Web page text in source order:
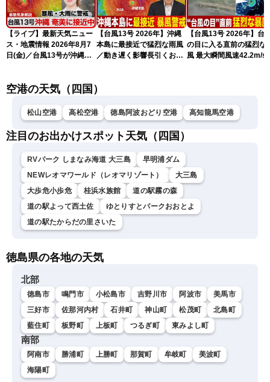
【ライブ】最新天気ニュー
ス・地震情報 2026年8月7
日(金)／台風13号が沖縄・
ュースLiVEアフタヌーン・
【台風13号 2026年】沖縄
本島に最接近で猛烈な雨風
／動き遅く影響長引くおそ
【台風13号 2026年】台
の目に入る直前の猛烈な
風 最大瞬間風速42.2m/s
空港の天気（四国）
松山空港 高松空港 徳島阿波おどり空港 高知龍馬空港
注目のお出かけスポット天気（四国）
RVパーク しまなみ海道 大三島
早明浦ダム
NEWレオマワールド（レオマリゾート）
大三島
大歩危小歩危
桂浜水族館
道の駅霧の森
道の駅よって西土佐
ゆとりすとパークおおとよ
道の駅たからだの里さいた
徳島県の各地の天気
北部
徳島市 鳴門市 小松島市 吉野川市 阿波市
美馬市
三好市
佐那河内村 石井町 神山町 松茂町
北島町
藍住町
板野町 上板町 つるぎ町 東みよし町
南部
阿南市 勝浦町 上勝町 那賀町 牟岐町
美波町
海陽町